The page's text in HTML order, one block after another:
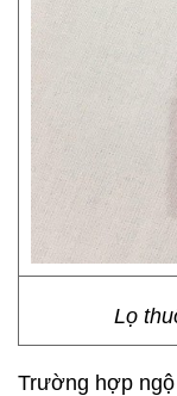
Lọ
Trường hợp